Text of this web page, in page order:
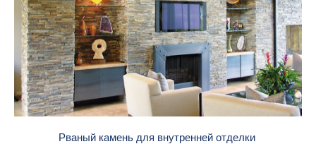
Рваный камень для внутренней отделки